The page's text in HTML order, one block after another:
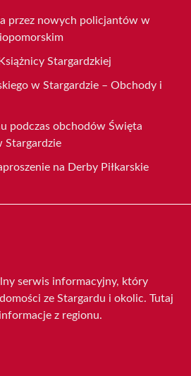
przez nowych policjantów w
Stargardzkiej
w Stargardzie – Obchody i
podczas obchodów Święta
Stargardzie
na Derby Piłkarskie
serwis informacyjny, który
ze Stargardu i okolic. Tutaj
z regionu.